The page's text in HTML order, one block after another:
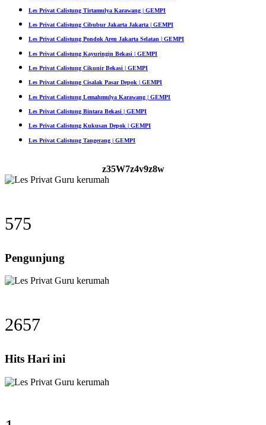
Les Privat Calistung Tirtamulya Karawang | GEMPI
Les Privat Calistung Cibubur Jakarta Jakarta | GEMPI
Les Privat Calistung Pondok Aren Jakarta Selatan | GEMPI
Les Privat Calistung Kayuringin Bekasi | GEMPI
Les Privat Calistung Cikunir Bekasi | GEMPI
Les Privat Calistung Cisalak Pasar Depok | GEMPI
Les Privat Calistung Lemahmulya Karawang | GEMPI
Les Privat Calistung Bintara Bekasi | GEMPI
Les Privat Calistung Kukusan Depok | GEMPI
Les Privat Calistung Tangerang | GEMPI
z35W7z4v9z8w
575
Pengunjung
2657
Hits Hari ini